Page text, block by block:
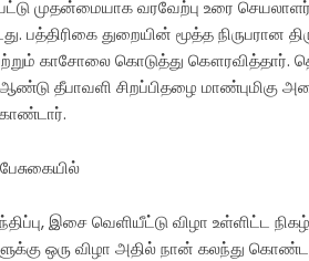
முதன்மையாக வரவேற்பு உரை
பத்திரிகை துறையின் மூத்த நிருபரான
காசோலை கொடுத்து கௌரவித்தார்.
தீபாவளி சிறப்பிதழை மாண்புமிகு
இசை வெளியீட்டு விழா உள்ளிட்ட
ஒரு விழா அதில் நான் கலந்து